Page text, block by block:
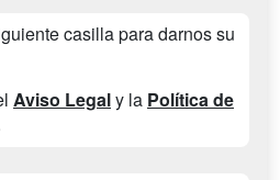
casilla para darnos su
Aviso Legaly la Política de